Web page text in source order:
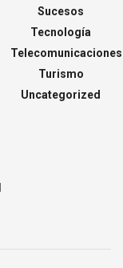
Sucesos
Tecnología
Telecomunicaciones
Turismo
Uncategorized